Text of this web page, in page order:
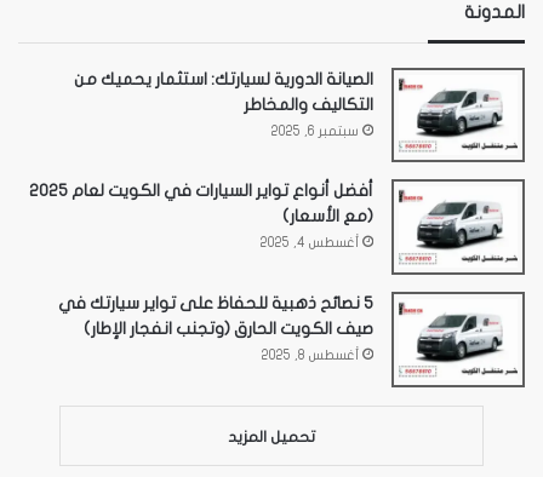
المدونة
الصيانة الدورية لسيارتك: استثمار يحميك من
التكاليف والمخاطر
سبتمبر 6, 2025
أفضل أنواع تواير السيارات في الكويت لعام 2025
(مع الأسعار)
أغسطس 4, 2025
5 نصائح ذهبية للحفاظ على تواير سيارتك في
صيف الكويت الحارق (وتجنب انفجار الإطار)
أغسطس 8, 2025
تحميل المزيد